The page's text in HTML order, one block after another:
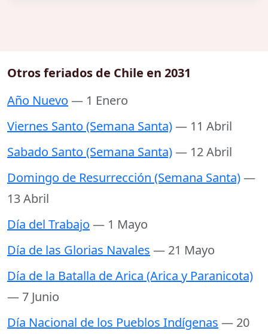
Otros feriados de Chile en 2031
Año Nuevo — 1 Enero
Viernes Santo (Semana Santa)— 11 Abril
Sabado Santo (Semana Santa)— 12 Abril
Domingo de Resurrección (Semana Santa)—
13 Abril
Día del Trabajo — 1 Mayo
Día de las Glorias Navales — 21 Mayo
Día de la Batalla de Arica (Arica y Paranicota)
— 7 Junio
Día Nacional de los Pueblos Indígenas — 20